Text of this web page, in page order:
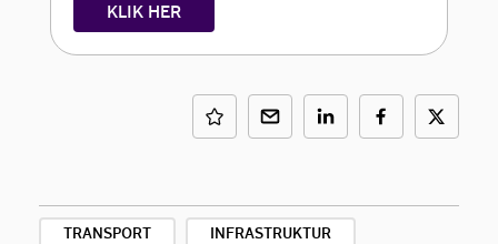
KLIK HER
TRANSPORT INFRASTRUKTUR